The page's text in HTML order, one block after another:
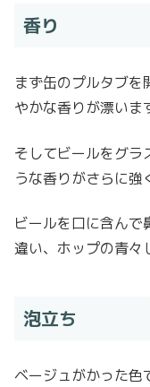
香り
まず缶のプルタブを
やかな香りが漂いま
そしてビールをグラ
うな香りがさらに強
ビールを口に含んで
違い、ホップの青々
泡立ち
ベージュがかった色